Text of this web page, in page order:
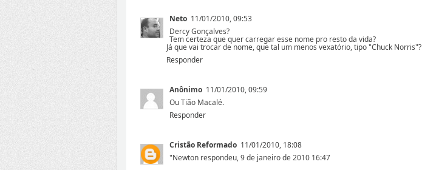
Neto 11/01/2010, 09:53
Dercy Gonçalves?
Tem certeza que quer carregar esse nome pro resto da vida?
Já que vai trocar de nome, que tal um menos vexatório, tipo "Chuck Norris"?
Responder
Anônimo 11/01/2010, 09:59
Ou Tião Macalé.
Responder
Cristão Reformado 11/01/2010, 18:08
"Newton respondeu, 9 de janeiro de 2010 16:47